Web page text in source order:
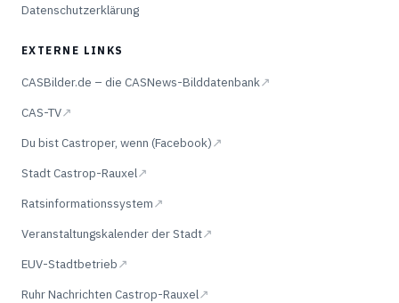
Datenschutzerklärung
EXTERNE LINKS
CASBilder.de – die CASNews-Bilddatenbank↗
CAS-TV↗
Du bist Castroper, wenn (Facebook)↗
Stadt Castrop-Rauxel↗
Ratsinformationssystem↗
Veranstaltungskalender der Stadt↗
EUV-Stadtbetrieb↗
Ruhr Nachrichten Castrop-Rauxel↗